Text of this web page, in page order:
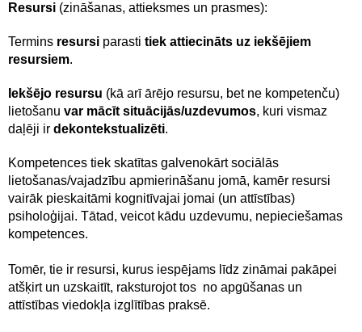
Resursi (zināšanas, attieksmes un prasmes):
Termins resursi parasti tiek attiecināts uz iekšējiem
resursiem.
Iekšējo resursu (kā arī ārējo resursu, bet ne kompetenču)
lietošanu var mācīt situācijās/uzdevumos, kuri vismaz
daļēji ir dekontekstualizēti.
Kompetences tiek skatītas galvenokārt sociālās
lietošanas/vajadzību apmierināšanu jomā, kamēr resursi
vairāk pieskaitāmi kognitīvajai jomai (un attīstības)
psiholoģijai. Tātad, veicot kādu uzdevumu, nepieciešamas
kompetences.
Tomēr, tie ir resursi, kurus iespējams līdz zināmai pakāpei
atšķirt un uzskaitīt, raksturojot tos no apgūšanas un
attīstības viedokļa izglītības praksē.